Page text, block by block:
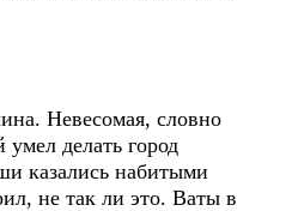
Невесомая, словно
делать город
казались набитыми
не так ли это. Ваты в